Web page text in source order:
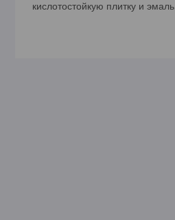
кислотостойкую плитку и